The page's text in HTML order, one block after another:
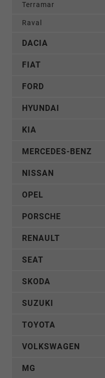
Terramar
Raval
DACIA
FIAT
FORD
HYUNDAI
KIA
MERCEDES-BENZ
NISSAN
OPEL
PORSCHE
RENAULT
SEAT
SKODA
SUZUKI
TOYOTA
VOLKSWAGEN
MG